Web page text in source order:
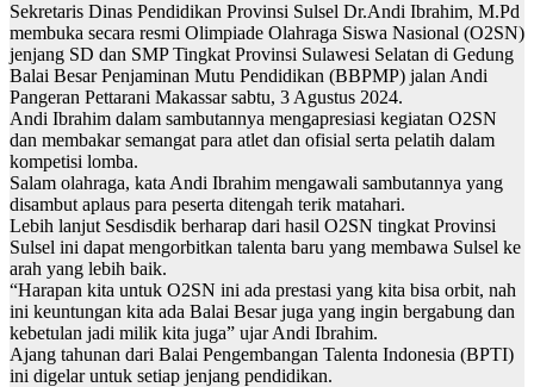
Sekretaris Dinas Pendidikan Provinsi Sulsel Dr.Andi Ibrahim, M.Pd
membuka secara resmi Olimpiade Olahraga Siswa Nasional (O2SN)
jenjang SD dan SMP Tingkat Provinsi Sulawesi Selatan di Gedung
Balai Besar Penjaminan Mutu Pendidikan (BBPMP) jalan Andi
Pangeran Pettarani Makassar sabtu, 3 Agustus 2024.
Andi Ibrahim dalam sambutannya mengapresiasi kegiatan O2SN
dan membakar semangat para atlet dan ofisial serta pelatih dalam
kompetisi lomba.
Salam olahraga, kata Andi Ibrahim mengawali sambutannya yang
disambut aplaus para peserta ditengah terik matahari.
Lebih lanjut Sesdisdik berharap dari hasil O2SN tingkat Provinsi
Sulsel ini dapat mengorbitkan talenta baru yang membawa Sulsel ke
arah yang lebih baik.
“Harapan kita untuk O2SN ini ada prestasi yang kita bisa orbit, nah
ini keuntungan kita ada Balai Besar juga yang ingin bergabung dan
kebetulan jadi milik kita juga” ujar Andi Ibrahim.
Ajang tahunan dari Balai Pengembangan Talenta Indonesia (BPTI)
ini digelar untuk setiap jenjang pendidikan.